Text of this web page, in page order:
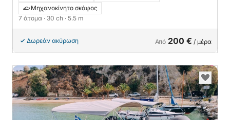
Μηχανοκίνητο σκάφος
7 άτομα · 30 ch · 5.5 m
Δωρεάν ακύρωση Από 200 € / μέρα